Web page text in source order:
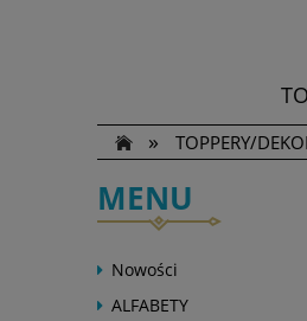
»
TOPPERY/
MENU
Nowości
ALFABETY